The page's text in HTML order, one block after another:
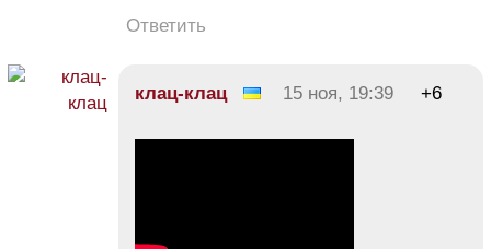
Ответить
клац-клац 15 ноя, 19:39 +6